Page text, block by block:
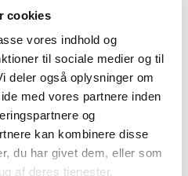
cookies
vores indhold og
til sociale medier og til
deler også oplysninger om
med vores partnere inden
og
kan kombinere disse
du har givet dem, eller som
af deres tjenester.